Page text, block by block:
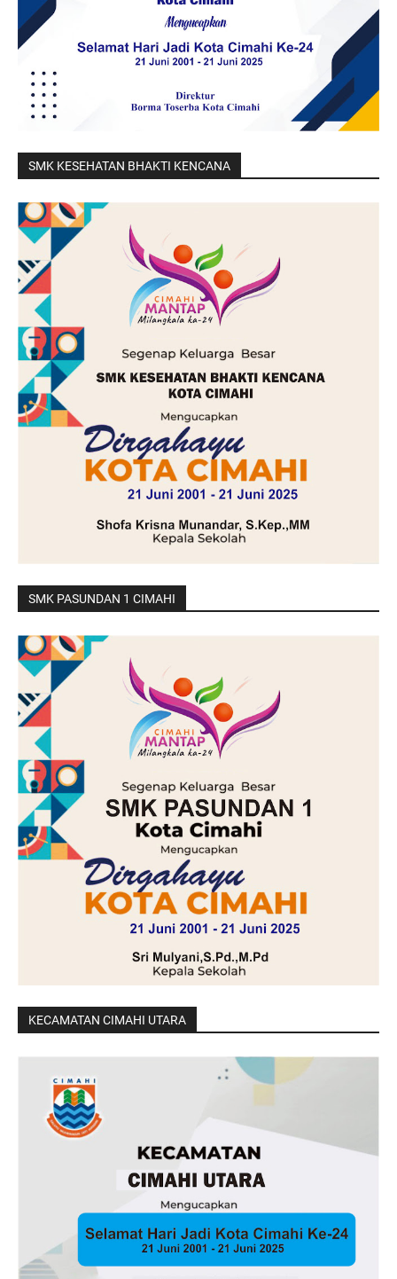
SMK KESEHATAN BHAKTI KENCANA
SMK PASUNDAN 1 CIMAHI
KECAMATAN CIMAHI UTARA